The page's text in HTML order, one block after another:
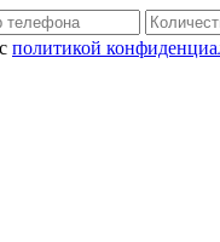
политикой